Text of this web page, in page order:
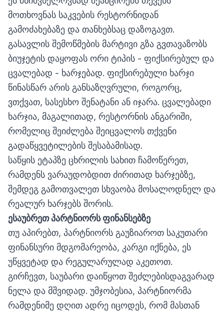
მოთხოვნას საკვების რესტორნიდან
გამოძახებაზე და თანხებსაც დაზოგავთ.
გასავლის შემოწმების მარტივი გზა გვთავაზობს
ბიუჯეტის დაყოფას ორი ტიპის - ფიქსირებულ და
ცვალებად - ხარჯებად. ფიქსირებული ხარჯი
წინასწარ არის განსაზღვრული, როგორც,
ვთქვათ, სასესხო შენატანი ან იჯარა. ცვალებადი
ხარჯია, მაგალითად, რესტორნის ანგარიში,
რომელიც შეიძლება შეიცვალოს თქვენი
გადაწყვეტილების შესაბამისად.
საწყის ეტაპზე ცხრილის სახით ჩამოწერეთ,
რამდენს ვარაუდობდით ძირითად ხარჯებზე,
შემდეგ გამოთვალეთ სხვაობა მოსალოდნელ და
რეალურ ხარჯებს შორის.
ესაუბრეთ პარტნიორს ფინანსებზე
თუ აპირებთ, პარტნიორს გაუზიაროთ საკუთარი
ფინანსური მდგომარეობა, კარგი იქნება, ეს
უწყვეტად და რეგულარულად აკეთოთ.
გირჩევთ, საუბარი დაიწყოთ შეძლებისდაგვარად
ნელა და მშვიდად. უმჯობესია, პარტნიორმა
რამდენიმე დღით ადრე იცოდეს, რომ მასთან